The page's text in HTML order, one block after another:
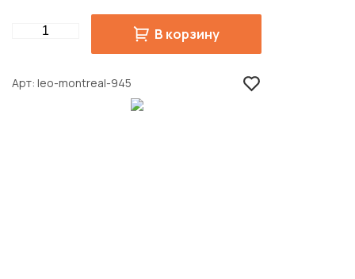
Quantity В корзину
Арт leo-montreal-945